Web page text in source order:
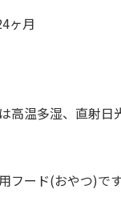
ヶ月
高温多湿、直射
フード(おやつ)で